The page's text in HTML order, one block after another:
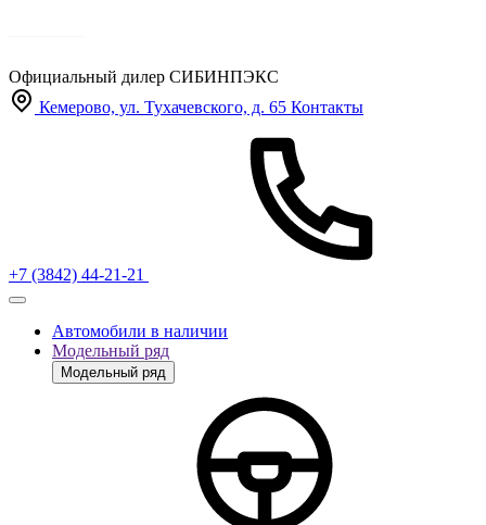
Официальный дилер СИБИНПЭКС
Кемерово, ул. Тухачевского, д. 65 Контакты
+7 (3842) 44-21-21
Автомобили в наличии
Модельный ряд
Модельный ряд